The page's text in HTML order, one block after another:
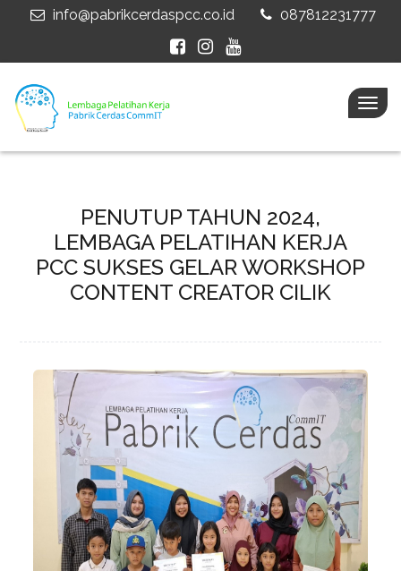
info@pabrikcerdaspcc.co.id 087812231777
PENUTUP TAHUN 2024,
LEMBAGA PELATIHAN KERJA
PCC SUKSES GELAR WORKSHOP
CONTENT CREATOR CILIK